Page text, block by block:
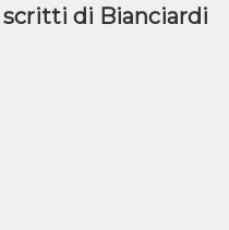
di Bianciardi